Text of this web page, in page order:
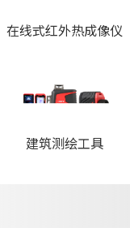
在线式红外热成像仪
建筑测绘工具